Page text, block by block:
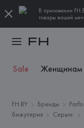
В приложении
товары вашей
Sale Женщинам
FH.BY Бренды
бижутерия
Серьги